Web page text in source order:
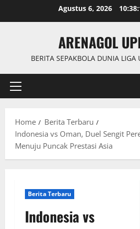
Agustus 6, 2026
ARENAGOL
BERITA SEPAKBOLA DUNIA LIGA
Primary
Home
Berita Terbaru
Indonesia vs Oman, Duel Sengit
Menuju Puncak Prestasi Asia
Berita Terbaru
Indonesia vs